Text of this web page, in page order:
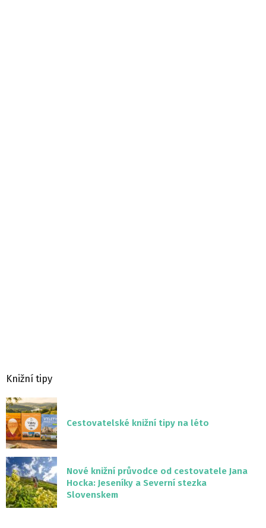
Knižní tipy
Cestovatelské knižní tipy na léto
Nové knižní průvodce od cestovatele Jana
Hocka: Jeseníky a Severní stezka
Slovenskem